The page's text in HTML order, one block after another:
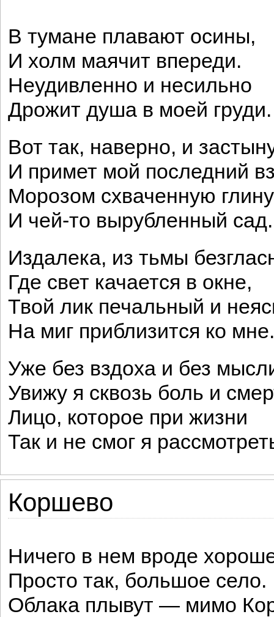
В тумане плавают осины,
И холм маячит впереди.
Неудивленно и несильно
Дрожит душа в моей груди.
Вот так, наверно, и
И примет мой последний
Морозом схваченную глину
И чей-то вырубленный сад.
Издалека, из тьмы
Где свет качается в окне,
Твой лик печальный и
На миг приблизится ко мне.
Уже без вздоха и без
Увижу я сквозь боль и
Лицо, которое при жизни
Так и не смог я
Коршево
Ничего в нем вроде
Просто так, большое село.
Облака плывут — мимо